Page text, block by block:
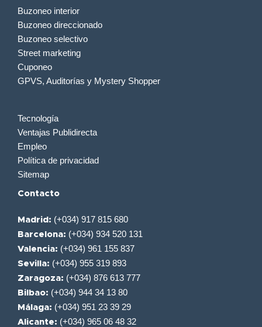
Buzoneo interior
Buzoneo direccionado
Buzoneo selectivo
Street marketing
Cuponeo
GPVS, Auditorías y Mystery Shopper
Tecnología
Ventajas Publidirecta
Empleo
Política de privacidad
Sitemap
Contacto
Madrid: (+034) 917 815 680
Barcelona: (+034) 934 520 131
Valencia: (+034) 961 155 837
Sevilla: (+034) 955 319 893
Zaragoza: (+034) 876 613 777
Bilbao: (+034) 944 34 13 80
Málaga: (+034) 951 23 39 29
Alicante: (+034) 965 06 48 32